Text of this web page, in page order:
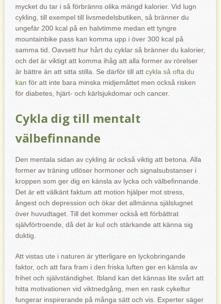
mycket du tar i så förbränns olika mängd kalorier. Vid lugn
cykling, till exempel till livsmedelsbutiken, så bränner du
ungefär 200 kcal på en halvtimme medan ett tyngre
mountainbike pass kan komma upp i över 300 kcal på
samma tid. Oavsett hur hårt du cyklar så bränner du kalorier,
och det är viktigt att komma ihåg att alla former av rörelser
är bättre än att sitta stilla. Se därför till att cykla så ofta du
kan för att inte bara minska midjemåttet men också risken
för diabetes, hjärt- och kärlsjukdomar och cancer.
Cykla dig till mentalt
välbefinnande
Den mentala sidan av cykling är också viktig att betona. Alla
former av träning utlöser hormoner och signalsubstanser i
kroppen som ger dig en känsla av lycka och välbefinnande.
Det är ett välkänt faktum att motion hjälper mot stress,
ångest och depression och ökar det allmänna själslugnet
över huvudtaget. Till det kommer också ett förbättrat
självförtroende, då det är kul och stärkande att känna sig
duktig.
Att vistas ute i naturen är ytterligare en lyckobringande
faktor, och att fara fram i den friska luften ger en känsla av
frihet och självständighet. Ibland kan det kännas lite svårt att
hitta motivationen vid viktnedgång, men en rask cykeltur
fungerar inspirerande på många sätt och vis. Experter säger